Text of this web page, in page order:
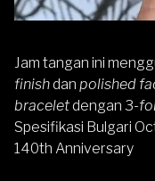
Jam tangan ini
finishdan polished
braceletdengan 3-
Spesifikasi Bulgari
140th Anniversary